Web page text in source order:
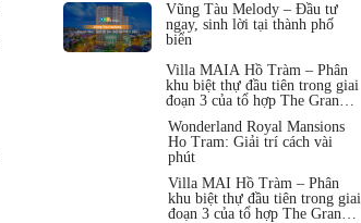
Vũng Tàu Melody – Đầu tư
ngay, sinh lời tại thành phố
biển
Villa MAIA Hồ Tràm – Phân
khu biệt thự đầu tiên trong giai
đoạn 3 của tổ hợp The Grand
Wonderland Royal Mansions
Ho Tram: Giải trí cách vài
phút
Villa MAI Hồ Tràm – Phân
khu biệt thự đầu tiên trong giai
đoạn 3 của tổ hợp The Grand